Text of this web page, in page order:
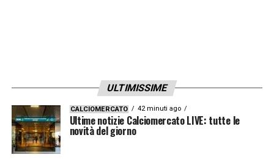
ULTIMISSIME
CALCIOMERCATO 42 minuti ago
Ultime notizie Calciomercato LIVE: tutte le
novità del giorno